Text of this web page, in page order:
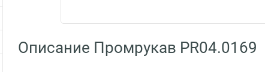
Описание Промрукав PR04.0169